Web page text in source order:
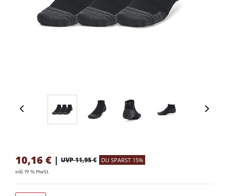
10,16 € | UVP 11,95 € DU SPARST 15%
inkl. 19 % MwSt.